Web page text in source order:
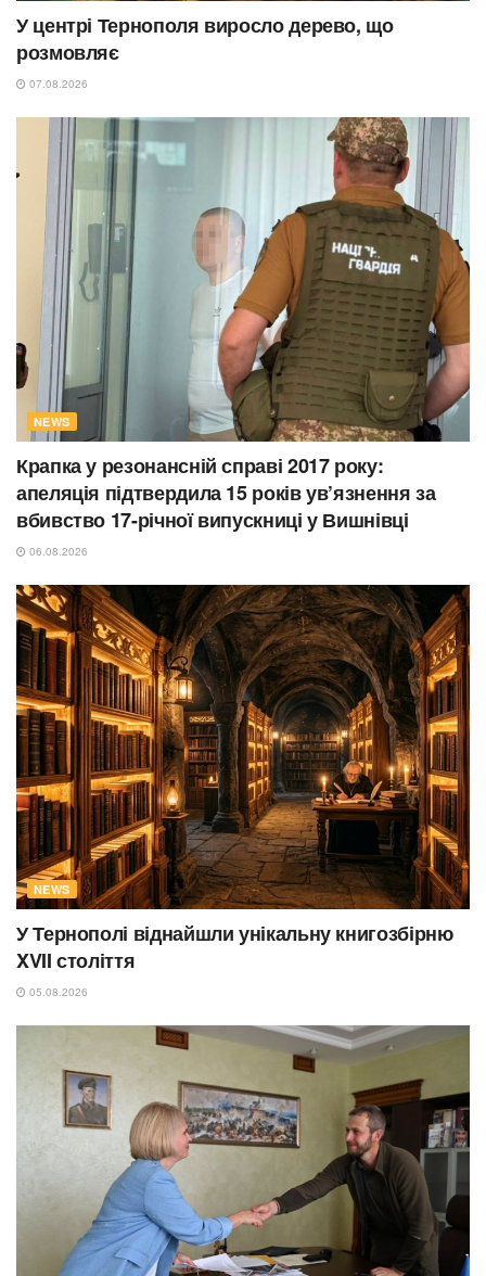
У центрі Тернополя виросло дерево, що
розмовляє
07.08.2026
NEWS
Крапка у резонансній справі 2017 року:
апеляція підтвердила 15 років ув’язнення за
вбивство 17-річної випускниці у Вишнівці
06.08.2026
NEWS
У Тернополі віднайшли унікальну книгозбірню
XVII століття
05.08.2026